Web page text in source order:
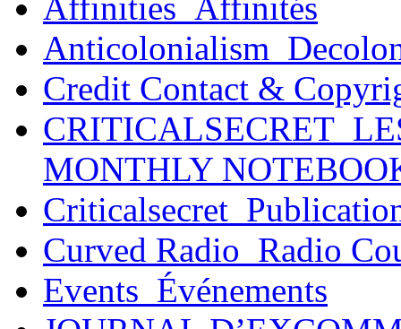
Credit Contact &
MONTHLY
Curved Radio_Radio
Events_Événements